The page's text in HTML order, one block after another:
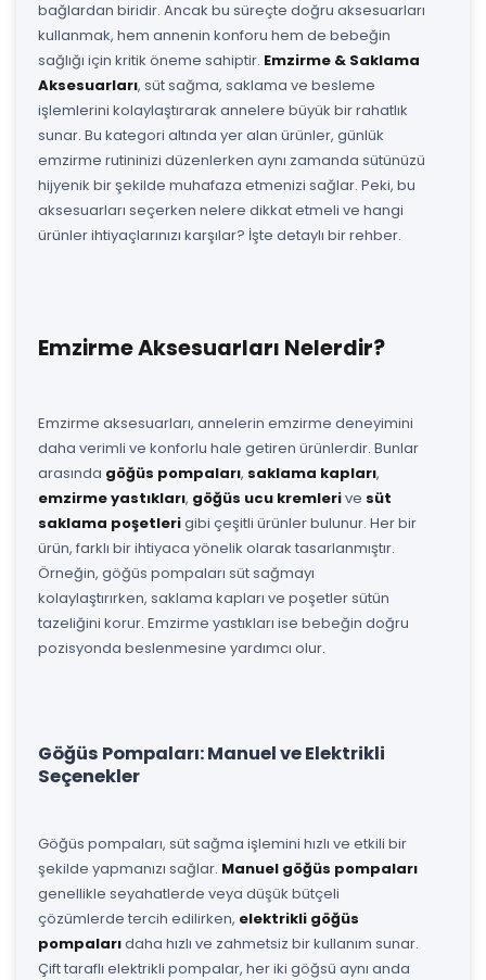
bağlardan biridir. Ancak bu süreçte doğru aksesuarları
kullanmak, hem annenin konforu hem de bebeğin
sağlığı için kritik öneme sahiptir. Emzirme & Saklama
Aksesuarları, süt sağma, saklama ve besleme
işlemlerini kolaylaştırarak annelere büyük bir rahatlık
sunar. Bu kategori altında yer alan ürünler, günlük
emzirme rutininizi düzenlerken aynı zamanda sütünüzü
hijyenik bir şekilde muhafaza etmenizi sağlar. Peki, bu
aksesuarları seçerken nelere dikkat etmeli ve hangi
ürünler ihtiyaçlarınızı karşılar? İşte detaylı bir rehber.
Emzirme Aksesuarları Nelerdir?
Emzirme aksesuarları, annelerin emzirme deneyimini
daha verimli ve konforlu hale getiren ürünlerdir. Bunlar
arasında göğüs pompaları, saklama kapları,
emzirme yastıkları, göğüs ucu kremlerive süt
saklama poşetlerigibi çeşitli ürünler bulunur. Her bir
ürün, farklı bir ihtiyaca yönelik olarak tasarlanmıştır.
Örneğin, göğüs pompaları süt sağmayı
kolaylaştırırken, saklama kapları ve poşetler sütün
tazeliğini korur. Emzirme yastıkları ise bebeğin doğru
pozisyonda beslenmesine yardımcı olur.
Göğüs Pompaları: Manuel ve Elektrikli
Seçenekler
Göğüs pompaları, süt sağma işlemini hızlı ve etkili bir
şekilde yapmanızı sağlar. Manuel göğüs pompaları
genellikle seyahatlerde veya düşük bütçeli
çözümlerde tercih edilirken, elektrikli göğüs
pompalarıdaha hızlı ve zahmetsiz bir kullanım sunar.
Çift taraflı elektrikli pompalar, her iki göğsü aynı anda